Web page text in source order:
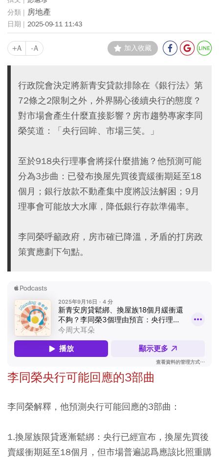
房地產
2025-09-11 11:43
+A -A 加入收藏
行政院會決定將新青安貸款排除在《銀行法》第
72條之2限制之外，外界關心後續央行的態度？
對市場會產生什麼直接影響？房市趨勢專家李同
榮笑道：「央行回眸、市場三笑。」
至於918央行理事會將採什麼措施？他預測可能
分為3步曲：已發布換屋先買後賣緩衝期延至18
個月；銀行放款不動產集中度將設法解困；9月
理事會可能放大水庫，降低銀行存款準備率。
李同榮呼籲政府，房市確已降溫，矛盾的打房政
策實應劃下句點。
李同榮央行可能回應的3部曲
李同榮解釋，他預測央行可能回應的3部曲：
1.換屋族限貸逐漸鬆綁 ：央行已經宣布，換屋先買後
賣緩衝期延至18個月，但市場普遍認爲應該比照重購